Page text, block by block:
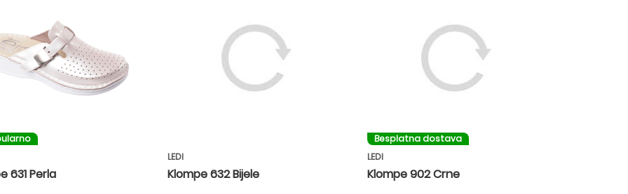
631 Perla
LEDI
Klompe 632 Bijele
Besplatna dostava
LEDI
Klompe 902 Crne